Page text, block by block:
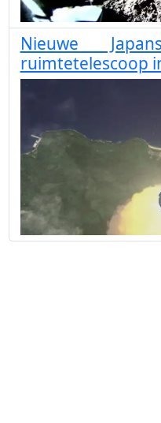
Nieuwe
ruimtetelescoop